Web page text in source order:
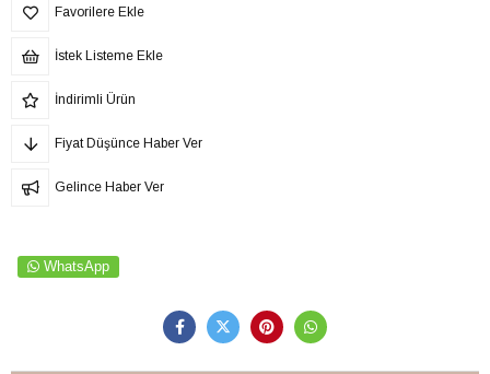
Favorilere Ekle
İstek Listeme Ekle
İndirimli Ürün
Fiyat Düşünce Haber Ver
Gelince Haber Ver
WhatsApp